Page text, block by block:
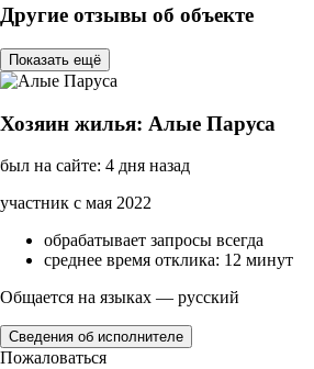
Другие отзывы об объекте
Показать ещё
Хозяин жилья: Алые Паруса
был на сайте: 4 дня назад
участник с мая 2022
обрабатывает запросы всегда
среднее время отклика: 12 минут
Общается на языках — русский
Сведения об исполнителе
Пожаловаться